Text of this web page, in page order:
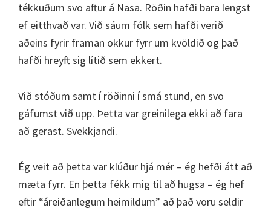
tékkuðum svo aftur á Nasa. Röðin hafði bara lengst
ef eitthvað var. Við sáum fólk sem hafði verið
aðeins fyrir framan okkur fyrr um kvöldið og það
hafði hreyft sig lítið sem ekkert.
Við stóðum samt í röðinni í smá stund, en svo
gáfumst við upp. Þetta var greinilega ekki að fara
að gerast. Svekkjandi.
Ég veit að þetta var klúður hjá mér – ég hefði átt að
mæta fyrr. En þetta fékk mig til að hugsa – ég hef
eftir “áreiðanlegum heimildum” að það voru seldir